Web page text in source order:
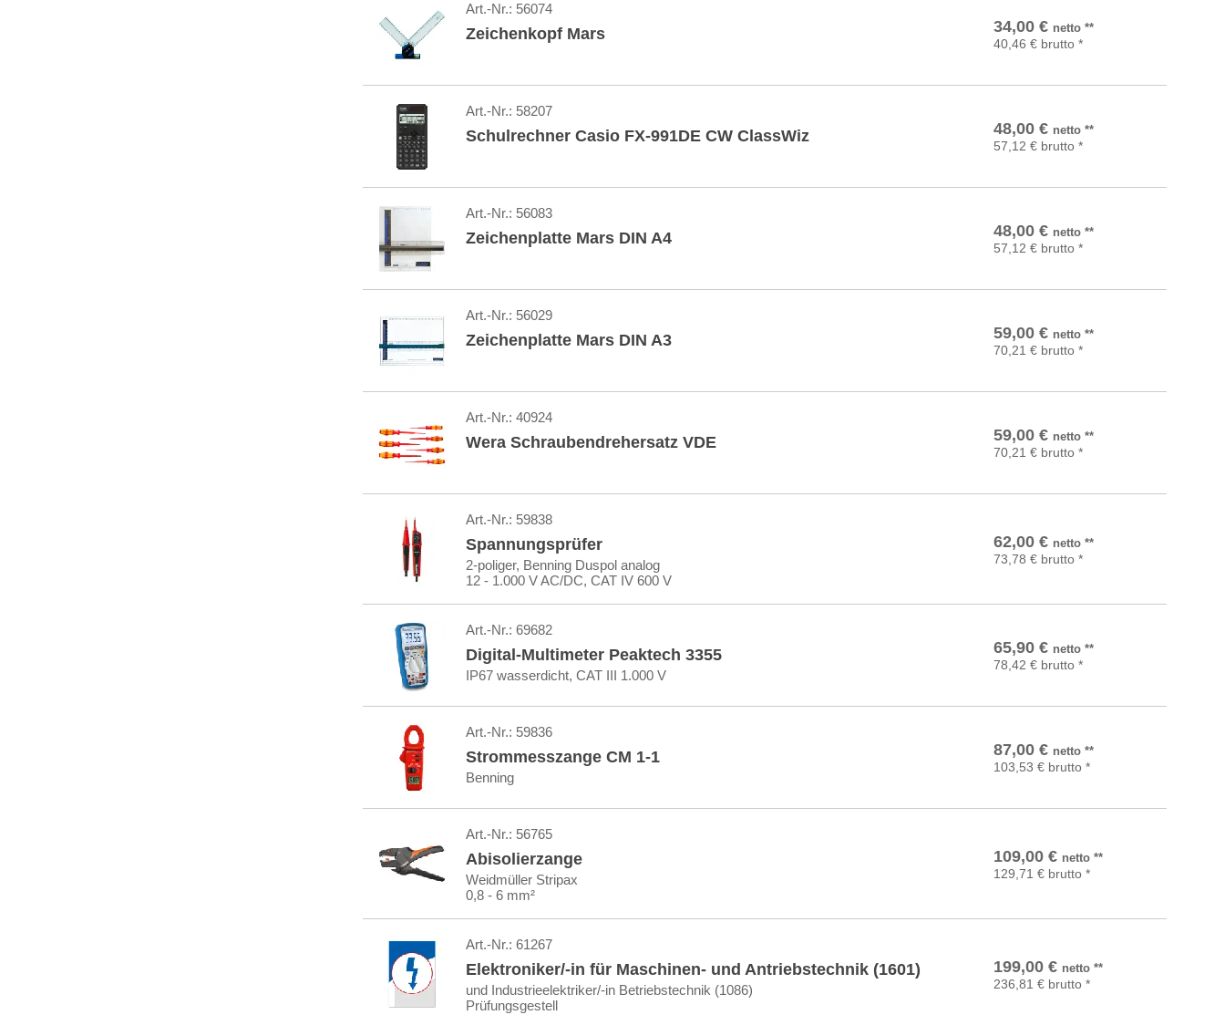
Art.-Nr.: 56074
Zeichenkopf Mars 34,00 € netto**
40,46 € brutto *
In den Warenkorb
Art.-Nr.: 58207
Schulrechner Casio FX-991DE CW ClassWiz 48,00 € netto**
57,12 € brutto *
In den Warenkorb
Art.-Nr.: 56083
Zeichenplatte Mars DIN A4 48,00 € netto**
57,12 € brutto *
In den Warenkorb
Art.-Nr.: 56029
Zeichenplatte Mars DIN A3 59,00 € netto**
70,21 € brutto *
In den Warenkorb
Art.-Nr.: 40924
Wera Schraubendrehersatz VDE 59,00 € netto**
70,21 € brutto *
In den Warenkorb
Art.-Nr.: 59838
Spannungsprüfer
2-poliger, Benning Duspol analog
12 - 1.000 V AC/DC, CAT IV 600 V
62,00 € netto**
73,78 € brutto *
In den Warenkorb
Art.-Nr.: 69682
Digital-Multimeter Peaktech 3355
IP67 wasserdicht, CAT III 1.000 V
65,90 € netto**
78,42 € brutto *
In den Warenkorb
Art.-Nr.: 59836
Strommesszange CM 1-1
Benning
87,00 € netto**
103,53 € brutto *
In den Warenkorb
Art.-Nr.: 56765
Abisolierzange
Weidmüller Stripax
0,8 - 6 mm²
109,00 € netto**
129,71 € brutto *
In den Warenkorb
Art.-Nr.: 61267
Elektroniker/-in für Maschinen- und Antriebstechnik (1601)
und Industrieelektriker/-in Betriebstechnik (1086)
Prüfungsgestell
199,00 € netto**
236,81 € brutto *
In den Warenkorb